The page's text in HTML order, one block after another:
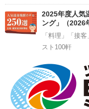
2025年度人気
ング」（2026
「料理」「接
スト100軒